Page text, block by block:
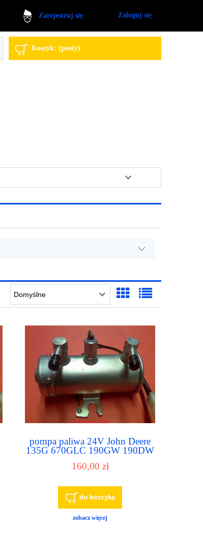
Zarejestruj się Zaloguj się
Koszyk: (pusty)
pompa paliwa 24V John Deere
135G 670GLC 190GW 190DW
160,00 zł
do koszyka
zobacz więcej